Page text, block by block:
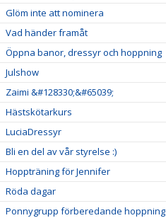
Glöm inte att nominera
Vad händer framåt
Öppna banor, dressyr och hoppning
Julshow
Zaimi &#128330;&#65039;
Hästskötarkurs
LuciaDressyr
Bli en del av vår styrelse :)
Hoppträning för Jennifer
Röda dagar
Ponnygrupp förberedande hoppning